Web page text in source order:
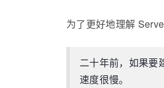
为了更好地理解
二十年前，如果要
速度很慢。